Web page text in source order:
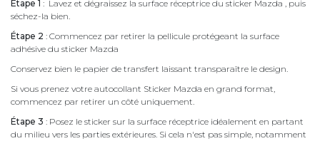
Étape 1 : Lavez et dégraissez la surface réceptrice du sticker Mazda , puis
séchez-la bien.
Étape 2 : Commencez par retirer la pellicule protégeant la surface
adhésive du sticker Mazda
Conservez bien le papier de transfert laissant transparaître le design.
Si vous prenez votre autocollant Sticker Mazda en grand format,
commencez par retirer un côté uniquement.
Étape 3 : Posez le sticker sur la surface réceptrice idéalement en partant
du milieu vers les parties extérieures. Si cela n'est pas simple, notamment